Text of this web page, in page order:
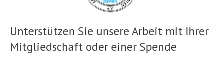
Unterstützen Sie unsere Arbeit mit Ihrer
Mitgliedschaft oder einer Spende